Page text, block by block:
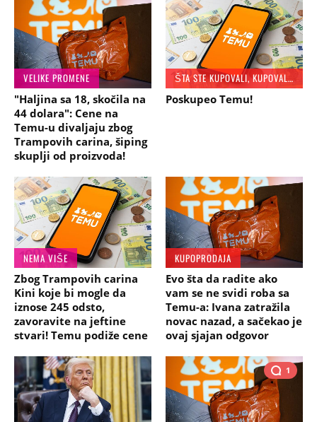
VELIKE PROMENE
"Haljina sa 18, skočila na
44 dolara": Cene na
Temu-u divaljaju zbog
Trampovih carina, šiping
skuplji od proizvoda!
ŠTA STE KUPOVALI, KUPOVALI STE...
Poskupeo Temu!
NEMA VIŠE
Zbog Trampovih carina
Kini koje bi mogle da
iznose 245 odsto,
zavoravite na jeftine
stvari! Temu podiže cene
KUPOPRODAJA
Evo šta da radite ako
vam se ne svidi roba sa
Temu-a: Ivana zatražila
novac nazad, a sačekao je
ovaj sjajan odgovor
1